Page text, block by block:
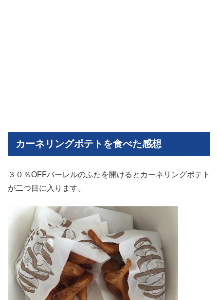
カーネリングポテトを食べた感想
３０％OFFバーレルのふたを開けるとカーネリングポテト
が二つ目に入ります。